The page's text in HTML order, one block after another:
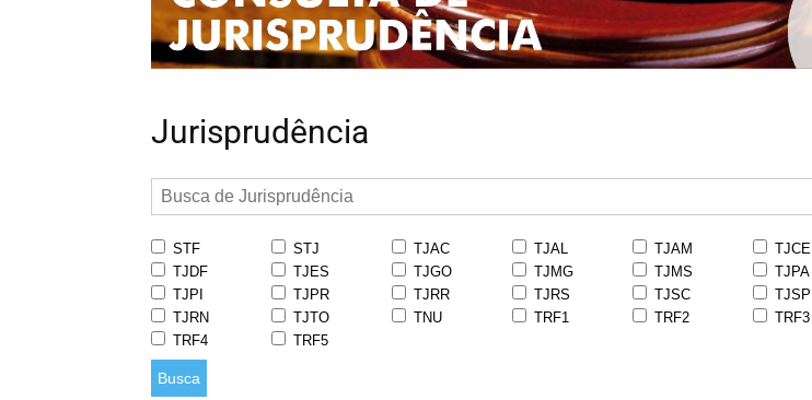
Jurisprudência
STF STJ TJAC TJAL TJAM
TJCE
TJDF
TJES TJGO TJMG TJMS
TJPA
TJPI
TJPR TJRR TJRS TJSC
TJSP
TJRN
TJTO TNU TRF1 TRF2
TRF3
TRF4
TRF5
Busca